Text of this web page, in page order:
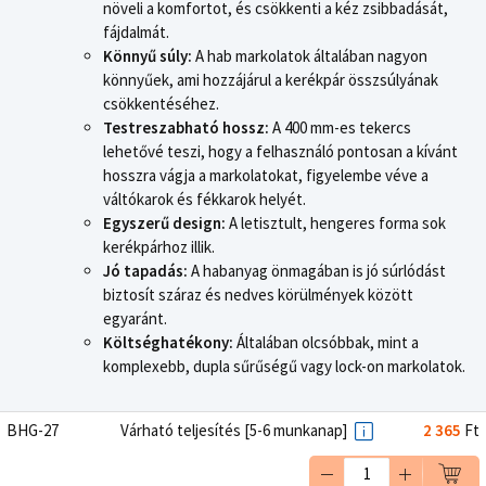
növeli a komfortot, és csökkenti a kéz zsibbadását,
fájdalmát.
Könnyű súly: A hab markolatok általában nagyon
könnyűek, ami hozzájárul a kerékpár összsúlyának
csökkentéséhez.
Testreszabható hossz: A 400 mm-es tekercs
lehetővé teszi, hogy a felhasználó pontosan a kívánt
hosszra vágja a markolatokat, figyelembe véve a
váltókarok és fékkarok helyét.
Egyszerű design: A letisztult, hengeres forma sok
kerékpárhoz illik.
Jó tapadás: A habanyag önmagában is jó súrlódást
biztosít száraz és nedves körülmények között
egyaránt.
Költséghatékony: Általában olcsóbbak, mint a
komplexebb, dupla sűrűségű vagy lock-on markolatok.
BHG-27 Várható teljesítés [5-6 munkanap] 2 365 Ft